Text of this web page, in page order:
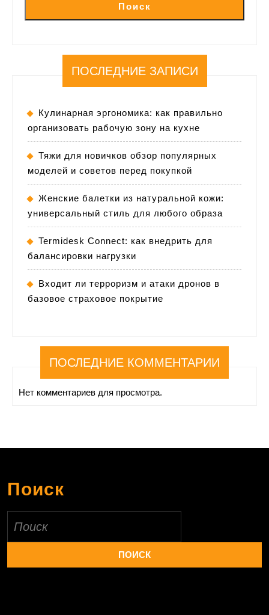
Поиск
ПОСЛЕДНИЕ ЗАПИСИ
Кулинарная эргономика: как правильно
организовать рабочую зону на кухне
Тяжи для новичков обзор популярных
моделей и советов перед покупкой
Женские балетки из натуральной кожи:
универсальный стиль для любого образа
Termidesk Connect: как внедрить для
балансировки нагрузки
Входит ли терроризм и атаки дронов в
базовое страховое покрытие
ПОСЛЕДНИЕ КОММЕНТАРИИ
Нет комментариев для просмотра.
Поиск